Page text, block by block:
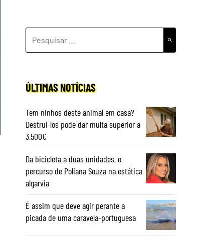
POR:
ÚLTIMAS NOTÍCIAS
Tem ninhos deste animal em casa?
Destruí-los pode dar multa superior a
3.500€
Da bicicleta a duas unidades, o
percurso de Poliana Souza na estética
algarvia
É assim que deve agir perante a
picada de uma caravela-portuguesa